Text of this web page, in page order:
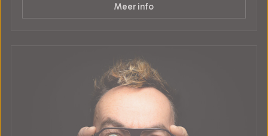
Meer info